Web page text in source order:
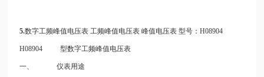
5.数字工频峰值电压表 工频峰值电压表 峰值电压表 型号：H08904
H08904 型数字工频峰值电压表
一、 仪表用途